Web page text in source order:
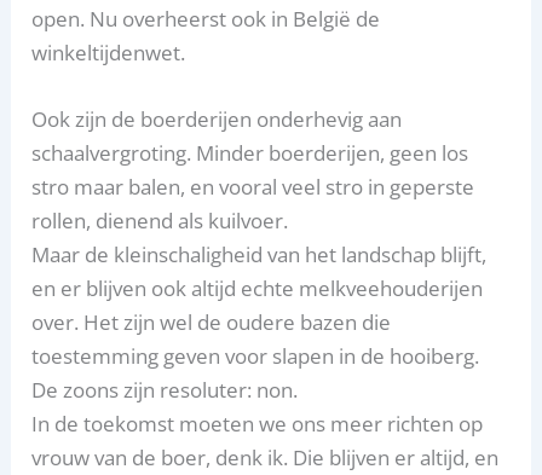
open. Nu overheerst ook in België de
winkeltijdenwet.
Ook zijn de boerderijen onderhevig aan
schaalvergroting. Minder boerderijen, geen los
stro maar balen, en vooral veel stro in geperste
rollen, dienend als kuilvoer.
Maar de kleinschaligheid van het landschap blijft,
en er blijven ook altijd echte melkveehouderijen
over. Het zijn wel de oudere bazen die
toestemming geven voor slapen in de hooiberg.
De zoons zijn resoluter: non.
In de toekomst moeten we ons meer richten op
vrouw van de boer, denk ik. Die blijven er altijd, en